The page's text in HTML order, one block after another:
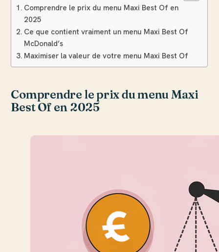
Comprendre le prix du menu Maxi Best Of en
2025
Ce que contient vraiment un menu Maxi Best Of
McDonald’s
Maximiser la valeur de votre menu Maxi Best Of
Comprendre le prix du menu Maxi
Best Of en 2025